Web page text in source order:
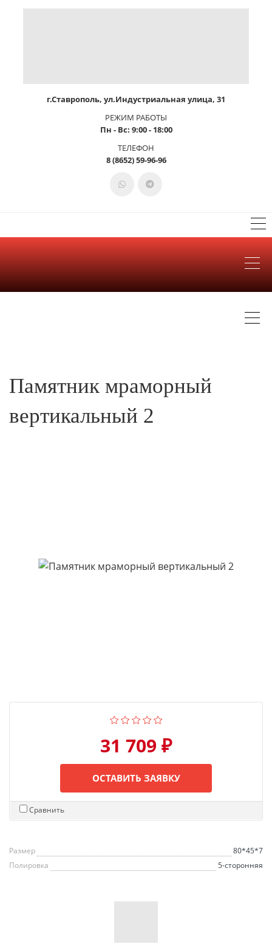
г.Ставрополь, ул.Индустриальная улица, 31
РЕЖИМ РАБОТЫ
Пн - Вс: 9:00 - 18:00
ТЕЛЕФОН
8 (8652) 59-96-96
Памятник мраморный
вертикальный 2
31 709 ₽
ОСТАВИТЬ ЗАЯВКУ
Сравнить
Размер
80*45*7
Полировка
5-сторонняя